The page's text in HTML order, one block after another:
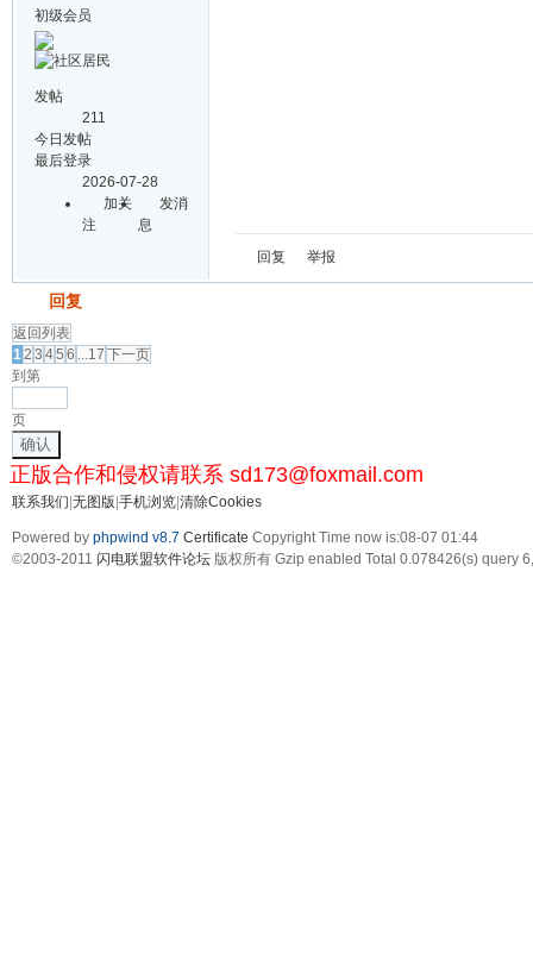
初级会员
发帖
211
今日发帖
最后登录
2026-07-28
加关
注
发消
息
回复 举报
回复
返回列表
12 3 45 6 ...17 下一页
到第
页
确认
正版合作和侵权请联系 sd173@foxmail.com
联系我们 无图版 手机浏览 清除Cookies
Powered by phpwind v8.7 Certificate Copyright Time now is:08-07 01:44
©2003-2011 闪电联盟软件论坛 版权所有 Gzip enabled Total 0.078426(s) query 6,